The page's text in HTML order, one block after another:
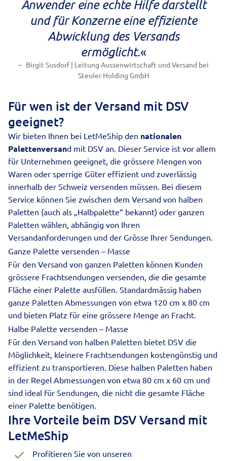
Anwender eine echte Hilfe darstellt
und für Konzerne eine effiziente
Abwicklung des Versands
ermöglicht.«
Birgit Susdorf | Leitung Aussenwirtschaft und Versand bei
Steuler Holding GmbH
Für wen ist der Versand mit DSV
geeignet?
Wir bieten Ihnen bei LetMeShip den nationalen
Palettenversand mit DSV an. Dieser Service ist vor allem
für Unternehmen geeignet, die grössere Mengen von
Waren oder sperrige Güter effizient und zuverlässig
innerhalb der Schweiz versenden müssen. Bei diesem
Service können Sie zwischen dem Versand von halben
Paletten (auch als „Halbpalette“ bekannt) oder ganzen
Paletten wählen, abhängig von Ihren
Versandanforderungen und der Grösse Ihrer Sendungen.
Ganze Palette versenden – Masse
Für den Versand von ganzen Paletten können Kunden
grössere Frachtsendungen versenden, die die gesamte
Fläche einer Palette ausfüllen. Standardmässig haben
ganze Paletten Abmessungen von etwa 120 cm x 80 cm
und bieten Platz für eine grössere Menge an Fracht.
Halbe Palette versenden – Masse
Für den Versand von halben Paletten bietet DSV die
Möglichkeit, kleinere Frachtsendungen kostengünstig und
effizient zu transportieren. Diese halben Paletten haben
in der Regel Abmessungen von etwa 80 cm x 60 cm und
sind ideal für Sendungen, die nicht die gesamte Fläche
einer Palette benötigen.
Ihre Vorteile beim DSV Versand mit
LetMeShip
Profitieren Sie von unseren